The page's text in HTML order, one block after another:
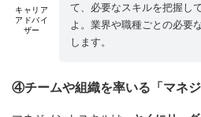
キャリア
アドバイ
ザー
て、必要なスキルを把握し
よ。業界や職種ごとの必要
します。
④チームや組織を率いる「マネ